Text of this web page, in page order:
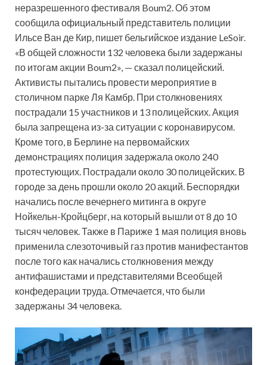
неразрешенного фестиваля Boum2. Об этом
сообщила официальный представитель полиции
Ильсе Ван де Кир, пишет бельгийское издание LeSoir.
«В общей сложности 132 человека были задержаны
по итогам акции Boum2», — сказал полицейский.
Активисты пытались провести мероприятие в
столичном парке Ля Камбр. При столкновениях
пострадали 15 участников и 13 полицейских. Акция
была запрещена из-за ситуации с коронавирусом.
Кроме того, в Берлине на первомайских
демонстрациях полиция задержала около 240
протестующих. Пострадали около 30 полицейских. В
городе за день прошли около 20 акций. Беспорядки
начались после вечернего митинга в округе
Нойкельн-Кройцберг, на который вышли от 8 до 10
тысяч человек. Также в Париже 1 мая полиция вновь
применила слезоточивый газ против манифестантов
после того как начались столкновения между
антифашистами и представителями Всеобщей
конфедерации труда. Отмечается, что были
задержаны 34 человека.